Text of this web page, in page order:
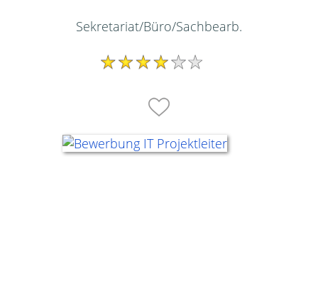
Sekretariat/Büro/Sachbearb.